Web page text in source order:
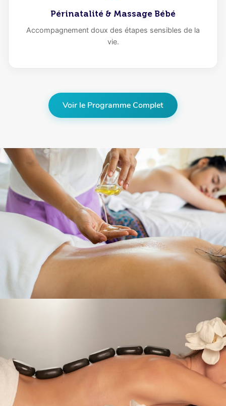
Périnatalité & Massage Bébé
Accompagnement doux des étapes sensibles de la
vie.
Voir le Programme Complet